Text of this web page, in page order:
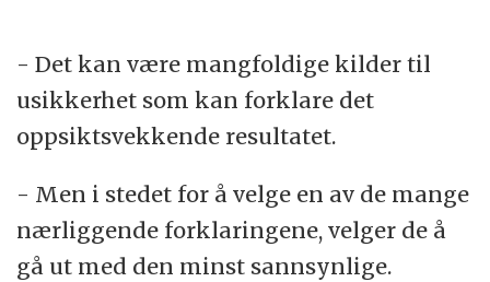
- Det kan være mangfoldige kilder til
usikkerhet som kan forklare det
oppsiktsvekkende resultatet.
- Men i stedet for å velge en av de mange
nærliggende forklaringene, velger de å
gå ut med den minst sannsynlige.